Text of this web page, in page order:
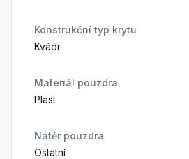
Konstrukční typ krytu
Kvádr
Materiál pouzdra
Plast
Nátěr pouzdra
Ostatní